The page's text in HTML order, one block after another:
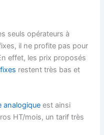
seuls opérateurs à
il ne profite pas pour
effet, les prix proposés
restent très bas et
analogique est ainsi
HT/mois, un tarif très